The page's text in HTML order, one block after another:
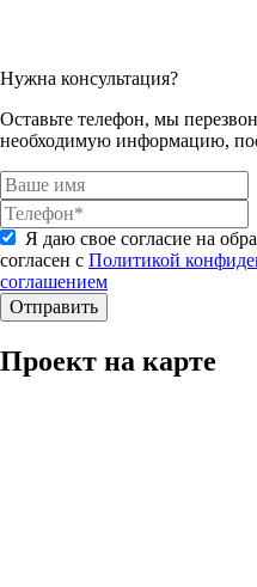
Нужна консультация?
Оставьте телефон, мы
необходимую информацию,
Я даю свое согласие на
согласен с Политикой
соглашением
Отправить
Проект на карте